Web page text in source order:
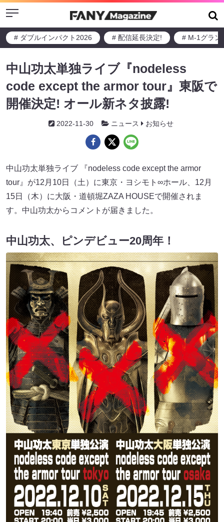
Menu
# ダブルインパクト2026 # 配信延長決定! # M-1グラン
中山功太単独ライブ『nodeless
code except the armor tour』東阪で
開催決定! オール新ネタ披露!
2022-11-30 ニュース お知らせ
中山功太単独ライブ 『nodeless code except the armor
tour』が12月10日（土）に東京・ヨシモト∞ホール、12月
15日（木）に大阪・道頓堀ZAZA HOUSEで開催されま
す。中山功太からコメントが届きました。
中山功太、ピンデビュー20周年！